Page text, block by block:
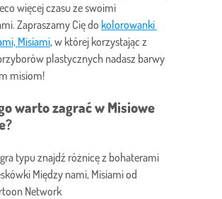
więcej czasu ze swoimi
Zapraszamy Cię do kolorowanki
Misiami, w której korzystając z
plastycznych nadasz barwy
misiom!
warto zagrać w Misiowe
typu znajdź różnicę z bohaterami
Między nami, Misiami od
Network